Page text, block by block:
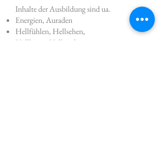
Inhalte der Ausbildung sind ua.
Energien, Auraden
Hellfühlen, Hellsehen,
Hellhören, Hellriechen